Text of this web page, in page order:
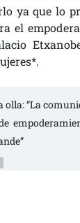
ya que lo
el
olla: “La